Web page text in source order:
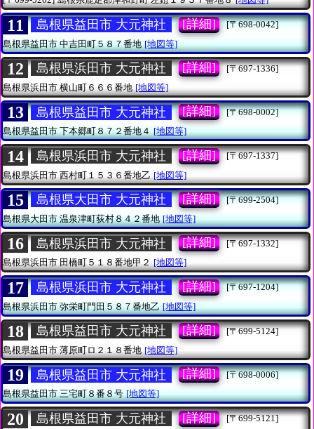
11 島根県益田市 大元神社 [詳細]
[〒698-0042]
島根県益田市中吉田町５８７番地 [地図等]
12 島根県浜田市 大元神社 [詳細]
[〒697-1336]
島根県浜田市 横山町６６６番地 [地図等]
13 島根県益田市 大元神社 [詳細]
[〒698-0002]
島根県益田市下本郷町８７２番地４ [地図等]
14 島根県浜田市 大元神社 [詳細]
[〒697-1337]
島根県浜田市 西村町１５３６番地乙 [地図等]
15 島根県大田市 大元神社 [詳細]
[〒699-2504]
島根県大田市温泉津町荻村８４２番地 [地図等]
16 島根県浜田市 大元神社 [詳細]
[〒697-1332]
島根県浜田市田橋町５１８番地甲２ [地図等]
17 島根県浜田市 大元神社 [詳細]
[〒697-1204]
島根県浜田市弥栄町門田５８７番地乙 [地図等]
18 島根県益田市 大元神社 [詳細]
[〒699-5124]
島根県益田市 薄原町ロ２１８番地 [地図等]
19 島根県益田市 大元神社 [詳細]
[〒698-0006]
島根県益田市三宅町８番８号 [地図等]
20 島根県益田市 大元神社 [詳細]
[〒699-5121]